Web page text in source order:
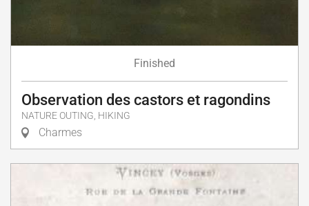
Finished
Observation des castors et ragondins
NATURE OUTING, HIKING
Charmes